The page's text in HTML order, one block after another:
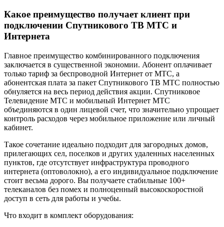
Какое преимущество получает клиент при
подключении Спутникового ТВ МТС и
Интернета
Главное преимущество комбинированного подключения
заключается в существенной экономии. Абонент оплачивает
только тариф за беспроводной Интернет от МТС, а
абонентская плата за пакет Спутникового ТВ МТС полностью
обнуляется на весь период действия акции. Спутниковое
Телевидение МТС и мобильный Интернет МТС
объединяются в один лицевой счет, что значительно упрощает
контроль расходов через мобильное приложение или личный
кабинет.
Такое сочетание идеально подходит для загородных домов,
прилегающих сел, поселков и других удаленных населенных
пунктов, где отсутствует инфраструктура проводного
интернета (оптоволокно), а его индивидуальное подключение
стоит весьма дорого. Вы получаете стабильные 100+
телеканалов без помех и полноценный высокоскоростной
доступ в сеть для работы и учебы.
Что входит в комплект оборудования: